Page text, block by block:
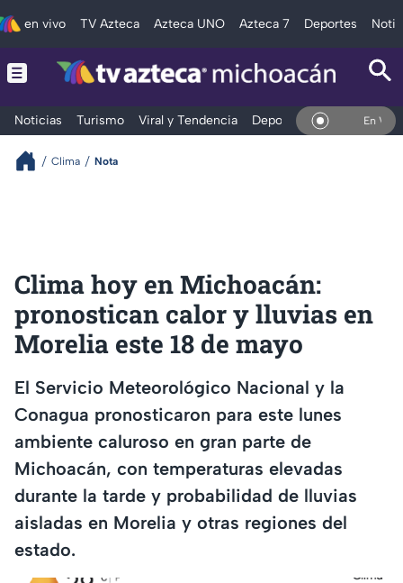
en vivo TV Azteca Azteca UNO Azteca 7 Deportes
Noticias Turismo Viral y Tendencia Deportes Espectáculos
En Vivo
Clima Nota
Clima hoy en Michoacán:
pronostican calor y lluvias en
Morelia este 18 de mayo
El Servicio Meteorológico Nacional y la
Conagua pronosticaron para este lunes
ambiente caluroso en gran parte de
Michoacán, con temperaturas elevadas
durante la tarde y probabilidad de lluvias
aisladas en Morelia y otras regiones del
estado.